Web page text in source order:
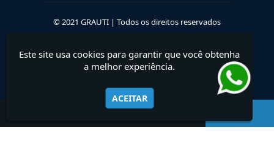
© 2021 GRAUTI | Todos os direitos reservados
Este site usa cookies para garantir que você obtenha
a melhor experiência.
ACEITAR